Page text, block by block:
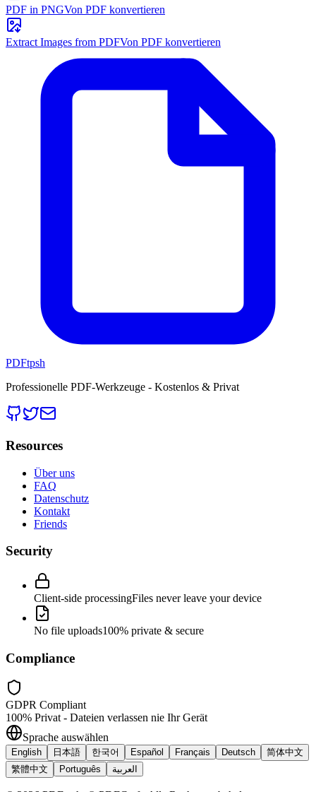
PDF in PNGVon PDF konvertieren
Extract Images from PDFVon PDF konvertieren
PDFtpsh
Professionelle PDF-Werkzeuge - Kostenlos & Privat
Resources
Über uns
FAQ
Datenschutz
Kontakt
Friends
Security
Client-side processingFiles never leave your device
No file uploads100% private & secure
Compliance
GDPR Compliant
100% Privat - Dateien verlassen nie Ihr Gerät
Sprache auswählen
English 日本語 한국어 Español Français Deutsch
简体中文
繁體中文
Português العربية